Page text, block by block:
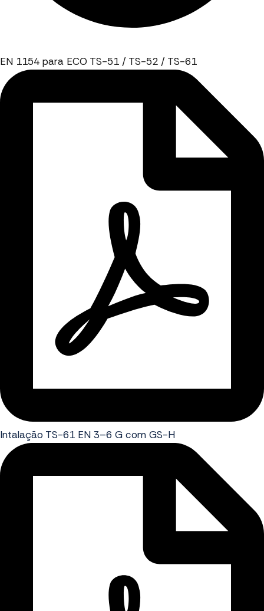
EN 1154 para ECO TS-51 / TS-52 / TS-61
Intalação TS-61 EN 3–6 G com GS-H